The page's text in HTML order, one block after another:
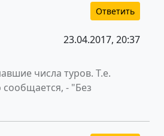
Ответить
23.04.2017, 20:37
числа туров. Т.е.
сообщается, - "Без